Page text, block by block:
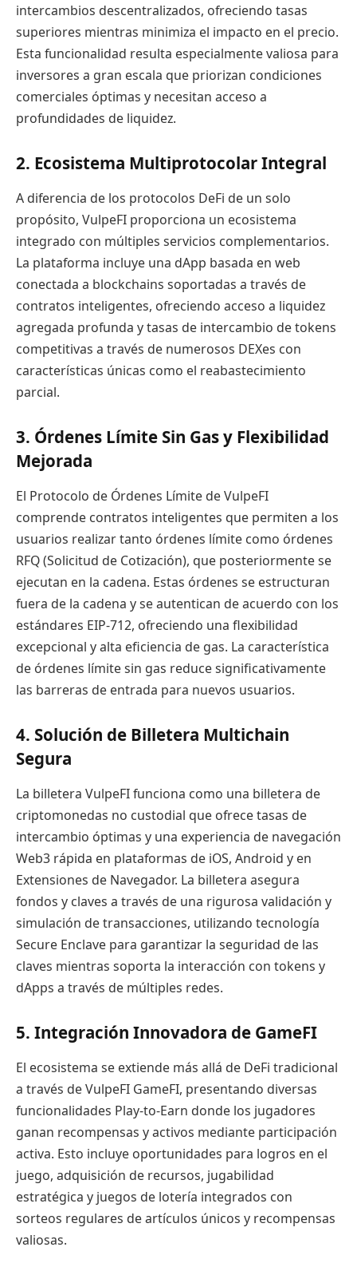
intercambios descentralizados, ofreciendo tasas
superiores mientras minimiza el impacto en el precio.
Esta funcionalidad resulta especialmente valiosa para
inversores a gran escala que priorizan condiciones
comerciales óptimas y necesitan acceso a
profundidades de liquidez.
2. Ecosistema Multiprotocolar Integral
A diferencia de los protocolos DeFi de un solo
propósito, VulpeFI proporciona un ecosistema
integrado con múltiples servicios complementarios.
La plataforma incluye una dApp basada en web
conectada a blockchains soportadas a través de
contratos inteligentes, ofreciendo acceso a liquidez
agregada profunda y tasas de intercambio de tokens
competitivas a través de numerosos DEXes con
características únicas como el reabastecimiento
parcial.
3. Órdenes Límite Sin Gas y Flexibilidad
Mejorada
El Protocolo de Órdenes Límite de VulpeFI
comprende contratos inteligentes que permiten a los
usuarios realizar tanto órdenes límite como órdenes
RFQ (Solicitud de Cotización), que posteriormente se
ejecutan en la cadena. Estas órdenes se estructuran
fuera de la cadena y se autentican de acuerdo con los
estándares EIP-712, ofreciendo una flexibilidad
excepcional y alta eficiencia de gas. La característica
de órdenes límite sin gas reduce significativamente
las barreras de entrada para nuevos usuarios.
4. Solución de Billetera Multichain
Segura
La billetera VulpeFI funciona como una billetera de
criptomonedas no custodial que ofrece tasas de
intercambio óptimas y una experiencia de navegación
Web3 rápida en plataformas de iOS, Android y en
Extensiones de Navegador. La billetera asegura
fondos y claves a través de una rigurosa validación y
simulación de transacciones, utilizando tecnología
Secure Enclave para garantizar la seguridad de las
claves mientras soporta la interacción con tokens y
dApps a través de múltiples redes.
5. Integración Innovadora de GameFI
El ecosistema se extiende más allá de DeFi tradicional
a través de VulpeFI GameFI, presentando diversas
funcionalidades Play-to-Earn donde los jugadores
ganan recompensas y activos mediante participación
activa. Esto incluye oportunidades para logros en el
juego, adquisición de recursos, jugabilidad
estratégica y juegos de lotería integrados con
sorteos regulares de artículos únicos y recompensas
valiosas.